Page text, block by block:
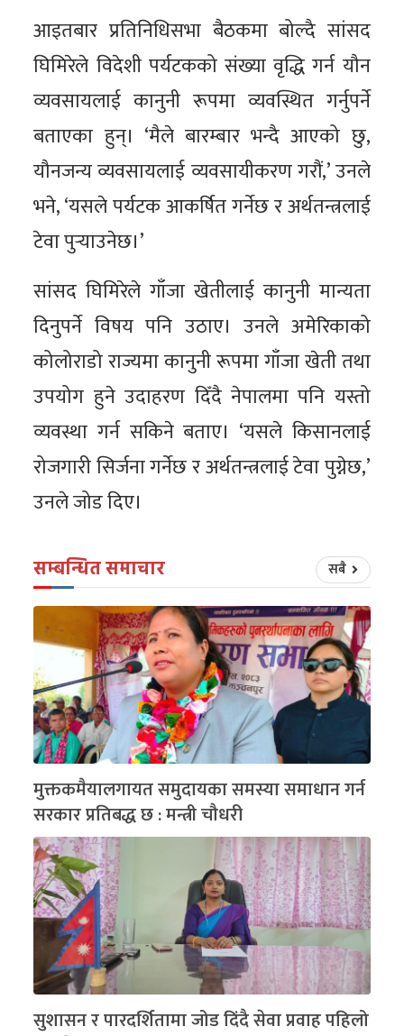
आइतबार प्रतिनिधिसभा बैठकमा बोल्दै सांसद
घिमिरेले विदेशी पर्यटकको संख्या वृद्धि गर्न यौन
व्यवसायलाई कानुनी रूपमा व्यवस्थित गर्नुपर्ने
बताएका हुन्। ‘मैले बारम्बार भन्दै आएको छु,
यौनजन्य व्यवसायलाई व्यवसायीकरण गरौं,’ उनले
भने, ‘यसले पर्यटक आकर्षित गर्नेछ र अर्थतन्त्रलाई
टेवा पुर्‍याउनेछ।’
सांसद घिमिरेले गाँजा खेतीलाई कानुनी मान्यता
दिनुपर्ने विषय पनि उठाए। उनले अमेरिकाको
कोलोराडो राज्यमा कानुनी रूपमा गाँजा खेती तथा
उपयोग हुने उदाहरण दिँदै नेपालमा पनि यस्तो
व्यवस्था गर्न सकिने बताए। ‘यसले किसानलाई
रोजगारी सिर्जना गर्नेछ र अर्थतन्त्रलाई टेवा पुग्नेछ,’
उनले जोड दिए।
सम्बन्धित समाचार सबै
मुक्तकमैयालगायत समुदायका समस्या समाधान गर्न
सरकार प्रतिबद्ध छ : मन्त्री चौधरी
सुशासन र पारदर्शितामा जोड दिंदै सेवा प्रवाह पहिलो